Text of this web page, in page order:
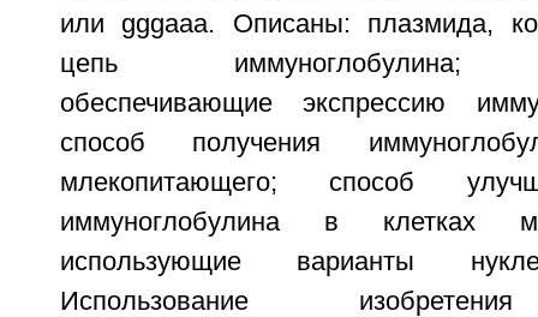
или gggaaa. Описаны: плазмида,
цепь иммуноглобулина;
обеспечивающие экспрессию
способ получения
млекопитающего; способ
иммуноглобулина в клетках
использующие варианты
Использование